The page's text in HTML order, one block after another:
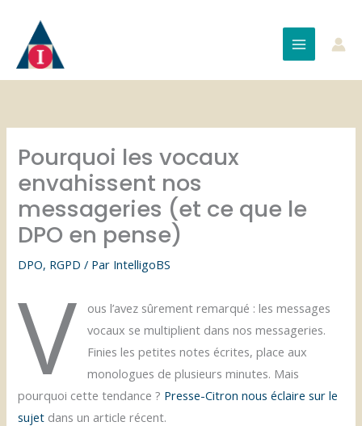
contenu
Pourquoi les vocaux
envahissent nos
messageries (et ce que le
DPO en pense)
DPO, RGPD / Par IntelligoBS
V
ous l’avez sûrement remarqué : les messages
vocaux se multiplient dans nos messageries.
Finies les petites notes écrites, place aux
monologues de plusieurs minutes. Mais
pourquoi cette tendance ? Presse-Citron nous éclaire sur le
sujet dans un article récent.